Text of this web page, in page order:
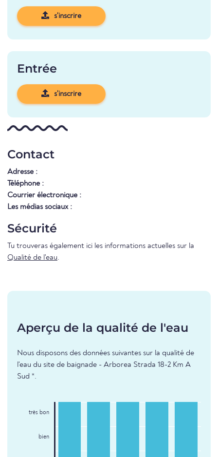
s'inscrire
Entrée
s'inscrire
Contact
Adresse :
Téléphone :
Courrier électronique :
Les médias sociaux :
Sécurité
Tu trouveras également ici les informations actuelles sur la
Qualité de l'eau.
Aperçu de la qualité de l'eau
Nous disposons des données suivantes sur la qualité de
l'eau du site de baignade - Arborea Strada 18-2 Km A
Sud *.
très bon
bien